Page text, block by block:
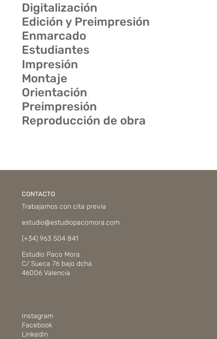
Digitalización
Edición y Preimpresión
Enmarcado
Estudiantes
Impresión
Montaje
Orientación
Preimpresión
Reproducción de obra
CONTACTO
Trabajamos con cita previa
estudio@estudiopacomora.com
(+34) 963 504 841
Estudio Paco Mora
C/ Sueca 76 bajo dcha
46006 Valencia
Instagram
Facebook
LinkedIn